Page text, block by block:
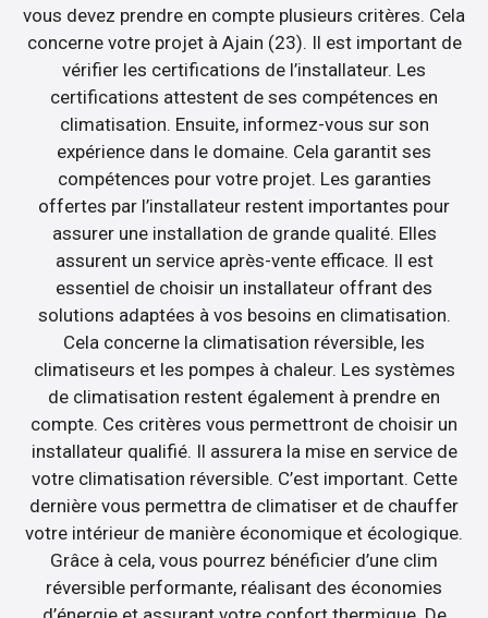
vous devez prendre en compte plusieurs critères. Cela
concerne votre projet à Ajain (23). Il est important de
vérifier les certifications de l’installateur. Les
certifications attestent de ses compétences en
climatisation. Ensuite, informez-vous sur son
expérience dans le domaine. Cela garantit ses
compétences pour votre projet. Les garanties
offertes par l’installateur restent importantes pour
assurer une installation de grande qualité. Elles
assurent un service après-vente efficace. Il est
essentiel de choisir un installateur offrant des
solutions adaptées à vos besoins en climatisation.
Cela concerne la climatisation réversible, les
climatiseurs et les pompes à chaleur. Les systèmes
de climatisation restent également à prendre en
compte. Ces critères vous permettront de choisir un
installateur qualifié. Il assurera la mise en service de
votre climatisation réversible. C’est important. Cette
dernière vous permettra de climatiser et de chauffer
votre intérieur de manière économique et écologique.
Grâce à cela, vous pourrez bénéficier d’une clim
réversible performante, réalisant des économies